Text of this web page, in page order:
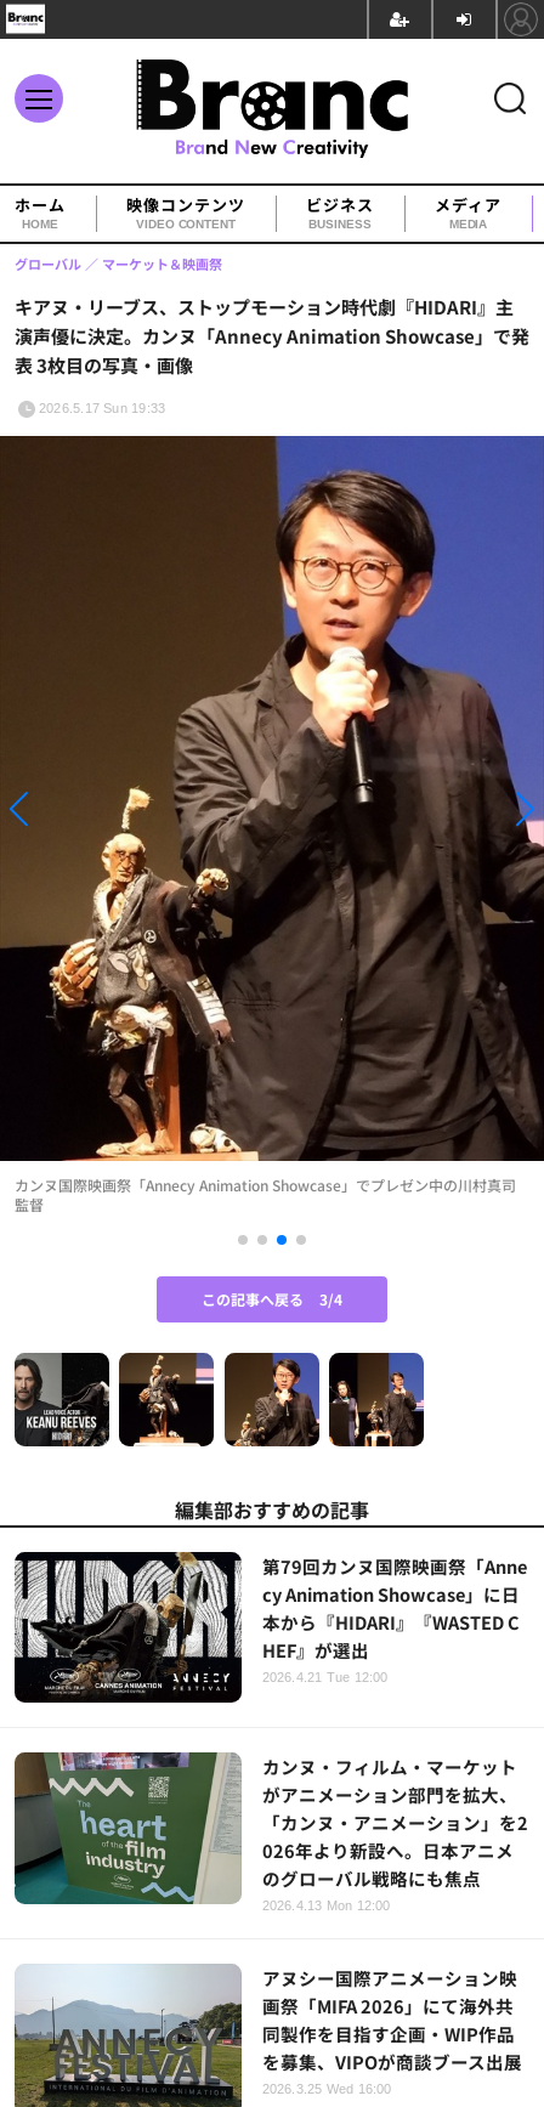
ホーム
HOME
映像コンテンツ
VIDEO CONTENT
ビジネス
BUSINESS
メディア
MEDIA
キアヌ・リーブス、ストップモーション時代劇『HIDARI』主
演声優に決定。カンヌ「Annecy Animation Showcase」で発
表 3枚目の写真・画像
グローバル マーケット＆映画祭
2026.5.17 Sun 19:33
カンヌ国際映画祭「Annecy Animation Showcase」でプレゼン中の川村真司
監督
この記事へ戻る 3/4
編集部おすすめの記事
第79回カンヌ国際映画祭「Anne
cy Animation Showcase」に日
本から『HIDARI』『WASTED C
HEF』が選出
2026.4.21 Tue 12:00
カンヌ・フィルム・マーケット
がアニメーション部門を拡大、
「カンヌ・アニメーション」を2
026年より新設へ。日本アニメ
のグローバル戦略にも焦点
2026.4.13 Mon 12:00
アヌシー国際アニメーション映
画祭「MIFA 2026」にて海外共
同製作を目指す企画・WIP作品
を募集、VIPOが商談ブース出展
2026.3.25 Wed 16:00